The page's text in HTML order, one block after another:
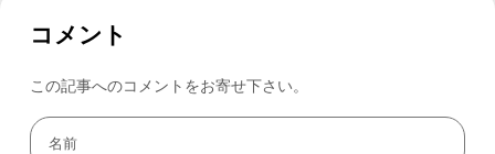
コメント
この記事へのコメントをお寄せ下さい。